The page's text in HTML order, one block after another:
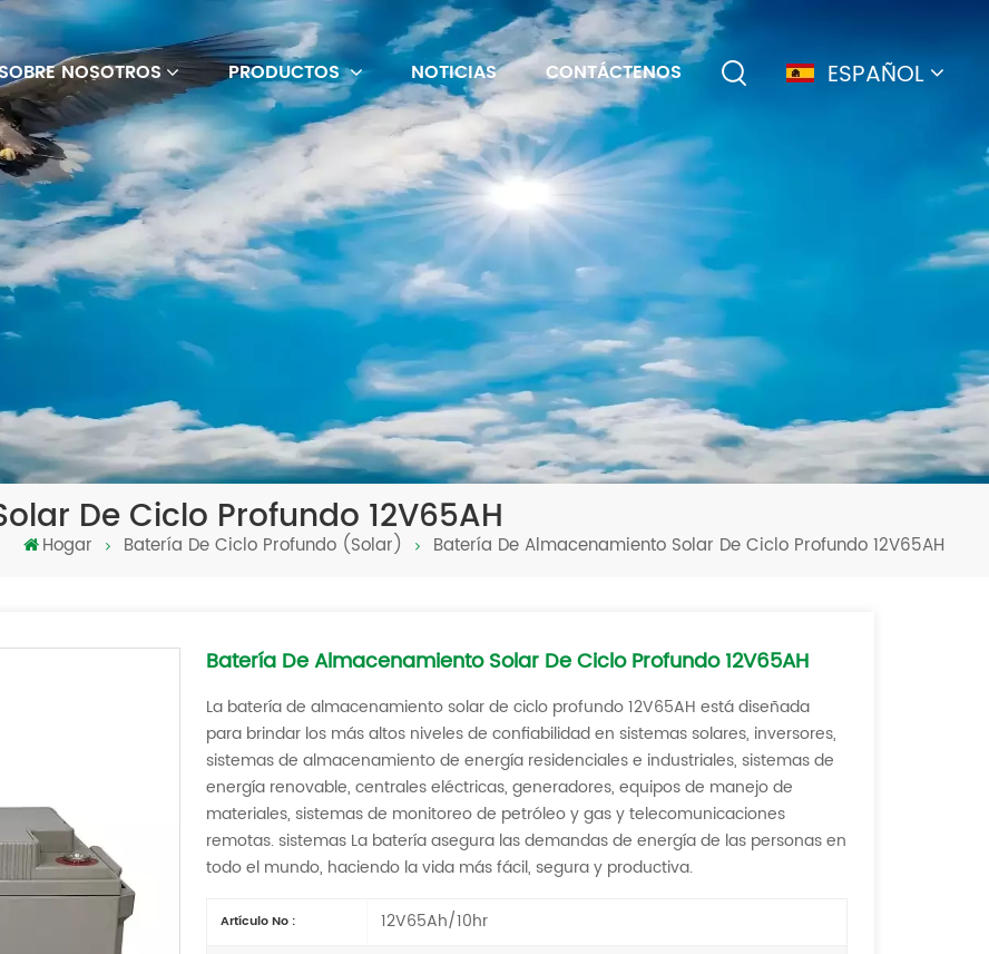
NOSOTROS PRODUCTOS NOTICIAS CONTÁCTENOS ESPAÑOL
español
português
De Ciclo Profundo 12V65AH
Hogar Batería De Ciclo Profundo (solar) Batería De Almacenamiento Solar De Ciclo Profundo 12V65AH
Batería De Almacenamiento Solar De Ciclo Profundo 12V65AH
La batería de almacenamiento solar de ciclo profundo 12V65AH está diseñada
para brindar los más altos niveles de confiabilidad en sistemas solares, inversores,
sistemas de almacenamiento de energía residenciales e industriales, sistemas de
energía renovable, centrales eléctricas, generadores, equipos de manejo de
materiales, sistemas de monitoreo de petróleo y gas y telecomunicaciones
remotas. sistemas La batería asegura las demandas de energía de las personas en
todo el mundo, haciendo la vida más fácil, segura y productiva.
Artículo No : 12V65Ah/10hr